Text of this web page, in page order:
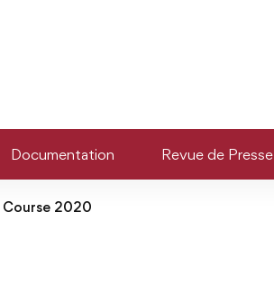
Documentation Revue de Presse
Course 2020